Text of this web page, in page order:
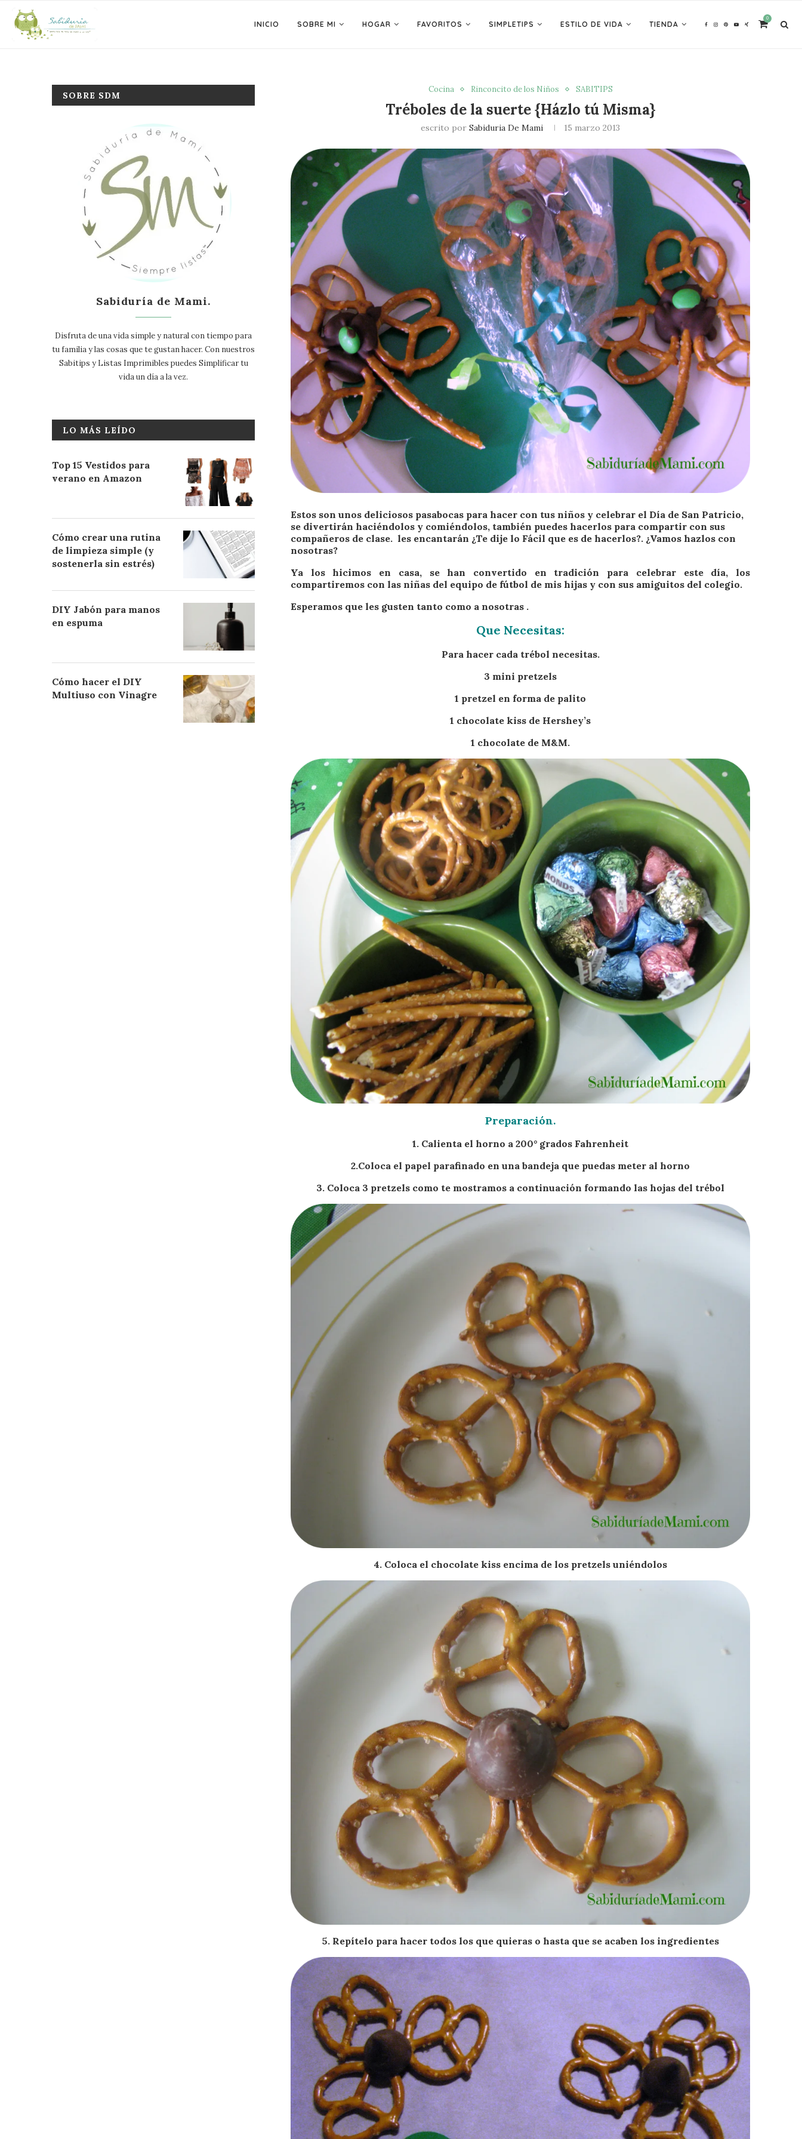
INICIO SOBRE MI HOGAR FAVORITOS SIMPLETIPS ESTILO DE VIDA TIENDA
0
Cocina Rinconcito de los Niños SABITIPS
Tréboles de la suerte {Házlo tú Misma}
escrito por Sabiduria De Mami 15 marzo 2013
Estos son unos deliciosos pasabocas para hacer con tus niños y celebrar el Día de San Patricio,
se divertirán haciéndolos y comiéndolos, también puedes hacerlos para compartir con sus
compañeros de clase. les encantarán ¿Te dije lo Fácil que es de hacerlos?. ¿Vamos hazlos con
nosotras?
Ya los hicimos en casa, se han convertido en tradición para celebrar este día, los
compartiremos con las niñas del equipo de fútbol de mis hijas y con sus amiguitos del colegio.
Esperamos que les gusten tanto como a nosotras .
Que Necesitas:
Para hacer cada trébol necesitas.
3 mini pretzels
1 pretzel en forma de palito
1 chocolate kiss de Hershey’s
1 chocolate de M&M.
Preparación.
1. Calienta el horno a 200° grados Fahrenheit
2.Coloca el papel parafinado en una bandeja que puedas meter al horno
3. Coloca 3 pretzels como te mostramos a continuación formando las hojas del trébol
4. Coloca el chocolate kiss encima de los pretzels uniéndolos
5. Repítelo para hacer todos los que quieras o hasta que se acaben los ingredientes
SOBRE SDM
Sabiduría de Mami.
Disfruta de una vida simple y natural con tiempo para
tu familia y las cosas que te gustan hacer. Con nuestros
Sabitips y Listas Imprimibles puedes Simplificar tu
vida un día a la vez.
LO MÁS LEÍDO
Top 15 Vestidos para
verano en Amazon
Cómo crear una rutina
de limpieza simple (y
sostenerla sin estrés)
DIY Jabón para manos
en espuma
Cómo hacer el DIY
Multiuso con Vinagre